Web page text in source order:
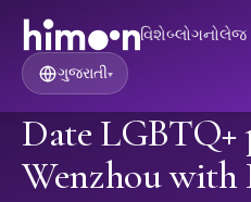
વિશેબ્લોગ
ગુજરાતી▾
Date LGBTQ+
Wenzhou